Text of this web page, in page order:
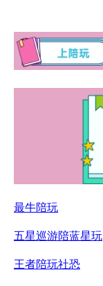
最牛陪玩
五星巡游陪蓝星玩
王者陪玩社恐